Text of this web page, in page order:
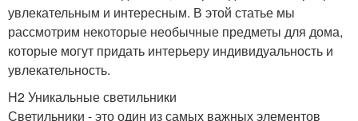
увлекательным и интересным. В этой статье мы
рассмотрим некоторые необычные предметы для дома,
которые могут придать интерьеру индивидуальность и
увлекательность.
H2 Уникальные светильники
Светильники - это один из самых важных элементов